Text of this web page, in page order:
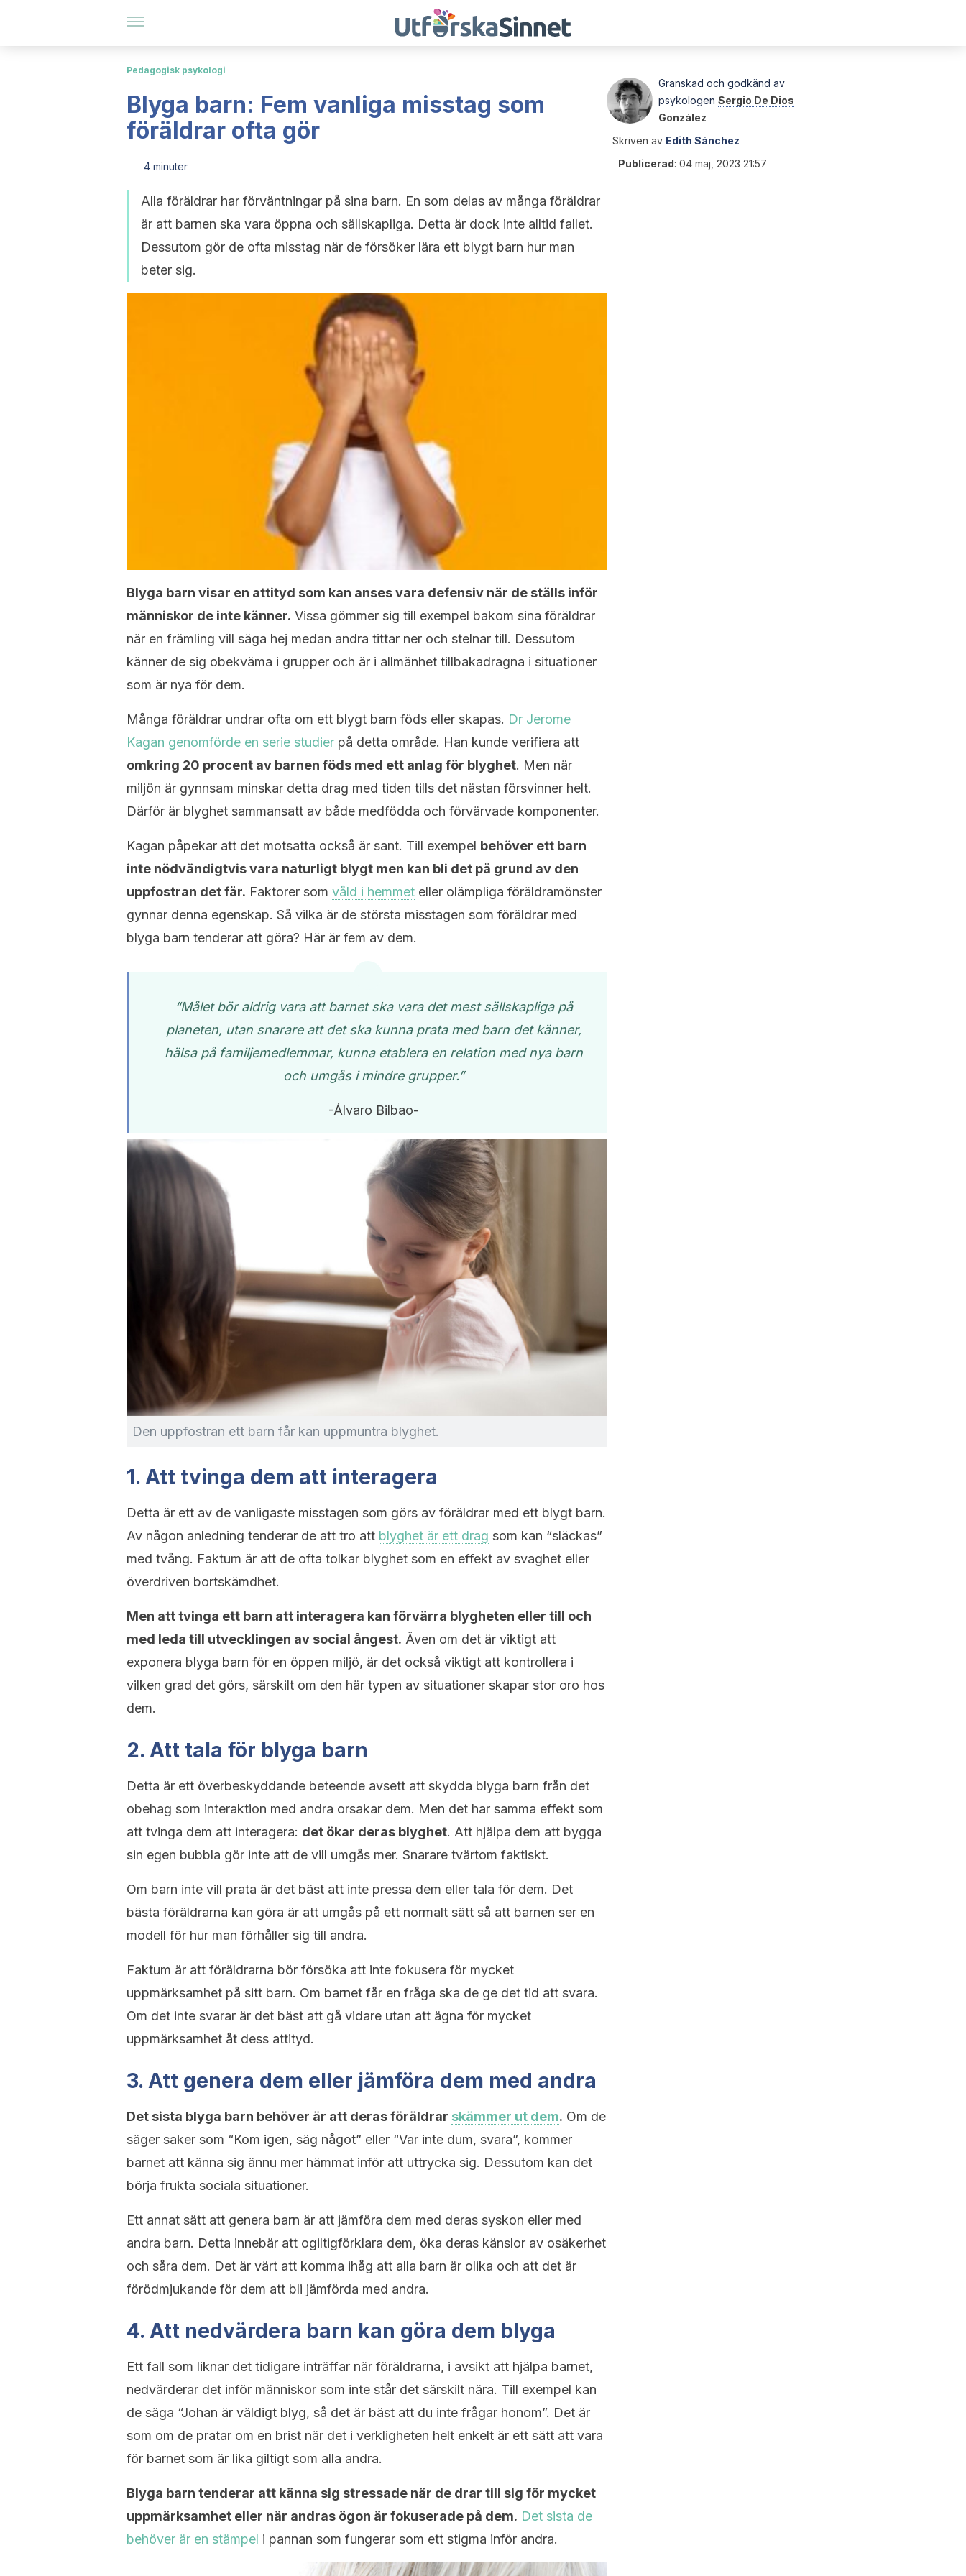
Pedagogisk psykologi
Blyga barn: Fem vanliga misstag som
föräldrar ofta gör
4 minuter
Alla föräldrar har förväntningar på sina barn. En som delas av många föräldrar
är att barnen ska vara öppna och sällskapliga. Detta är dock inte alltid fallet.
Dessutom gör de ofta misstag när de försöker lära ett blygt barn hur man
beter sig.
Blyga barn visar en attityd som kan anses vara defensiv när de ställs inför
människor de inte känner. Vissa gömmer sig till exempel bakom sina föräldrar
när en främling vill säga hej medan andra tittar ner och stelnar till. Dessutom
känner de sig obekväma i grupper och är i allmänhet tillbakadragna i situationer
som är nya för dem.
Många föräldrar undrar ofta om ett blygt barn föds eller skapas. Dr Jerome
Kagan genomförde en serie studier på detta område. Han kunde verifiera att
omkring 20 procent av barnen föds med ett anlag för blyghet. Men när
miljön är gynnsam minskar detta drag med tiden tills det nästan försvinner helt.
Därför är blyghet sammansatt av både medfödda och förvärvade komponenter.
Kagan påpekar att det motsatta också är sant. Till exempel behöver ett barn
inte nödvändigtvis vara naturligt blygt men kan bli det på grund av den
uppfostran det får. Faktorer som våld i hemmet eller olämpliga föräldramönster
gynnar denna egenskap. Så vilka är de största misstagen som föräldrar med
blyga barn tenderar att göra? Här är fem av dem.
“Målet bör aldrig vara att barnet ska vara det mest sällskapliga på
planeten, utan snarare att det ska kunna prata med barn det känner,
hälsa på familjemedlemmar, kunna etablera en relation med nya barn
och umgås i mindre grupper.”
-Álvaro Bilbao-
Den uppfostran ett barn får kan uppmuntra blyghet.
1. Att tvinga dem att interagera
Detta är ett av de vanligaste misstagen som görs av föräldrar med ett blygt barn.
Av någon anledning tenderar de att tro att blyghet är ett drag som kan “släckas”
med tvång. Faktum är att de ofta tolkar blyghet som en effekt av svaghet eller
överdriven bortskämdhet.
Men att tvinga ett barn att interagera kan förvärra blygheten eller till och
med leda till utvecklingen av social ångest. Även om det är viktigt att
exponera blyga barn för en öppen miljö, är det också viktigt att kontrollera i
vilken grad det görs, särskilt om den här typen av situationer skapar stor oro hos
dem.
2. Att tala för blyga barn
Detta är ett överbeskyddande beteende avsett att skydda blyga barn från det
obehag som interaktion med andra orsakar dem. Men det har samma effekt som
att tvinga dem att interagera: det ökar deras blyghet. Att hjälpa dem att bygga
sin egen bubbla gör inte att de vill umgås mer. Snarare tvärtom faktiskt.
Om barn inte vill prata är det bäst att inte pressa dem eller tala för dem. Det
bästa föräldrarna kan göra är att umgås på ett normalt sätt så att barnen ser en
modell för hur man förhåller sig till andra.
Faktum är att föräldrarna bör försöka att inte fokusera för mycket
uppmärksamhet på sitt barn. Om barnet får en fråga ska de ge det tid att svara.
Om det inte svarar är det bäst att gå vidare utan att ägna för mycket
uppmärksamhet åt dess attityd.
3. Att genera dem eller jämföra dem med andra
Det sista blyga barn behöver är att deras föräldrar skämmer ut dem. Om de
säger saker som “Kom igen, säg något” eller “Var inte dum, svara”, kommer
barnet att känna sig ännu mer hämmat inför att uttrycka sig. Dessutom kan det
börja frukta sociala situationer.
Ett annat sätt att genera barn är att jämföra dem med deras syskon eller med
andra barn. Detta innebär att ogiltigförklara dem, öka deras känslor av osäkerhet
och såra dem. Det är värt att komma ihåg att alla barn är olika och att det är
förödmjukande för dem att bli jämförda med andra.
4. Att nedvärdera barn kan göra dem blyga
Ett fall som liknar det tidigare inträffar när föräldrarna, i avsikt att hjälpa barnet,
nedvärderar det inför människor som inte står det särskilt nära. Till exempel kan
de säga “Johan är väldigt blyg, så det är bäst att du inte frågar honom”. Det är
som om de pratar om en brist när det i verkligheten helt enkelt är ett sätt att vara
för barnet som är lika giltigt som alla andra.
Blyga barn tenderar att känna sig stressade när de drar till sig för mycket
uppmärksamhet eller när andras ögon är fokuserade på dem. Det sista de
behöver är en stämpel i pannan som fungerar som ett stigma inför andra.
Granskad och godkänd av
psykologen Sergio De Dios
González
Skriven av Edith Sánchez
Publicerad: 04 maj, 2023 21:57